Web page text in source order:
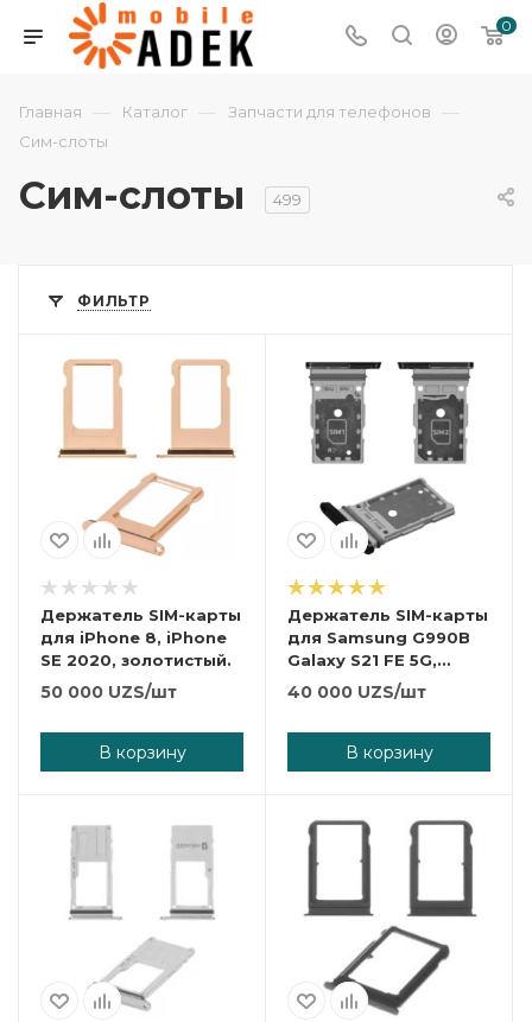
0
Главная — Каталог — Запчасти для телефонов —
Сим-слоты
Сим-слоты 499
ФИЛЬТР
Держатель SIM-карты
для iPhone 8, iPhone
SE 2020, золотистый.
50 000 UZS/шт
В корзину
Держатель SIM-карты
для Samsung G990B
Galaxy S21 FE 5G,
фиолетовый, lavender
40 000 UZS/шт
В корзину